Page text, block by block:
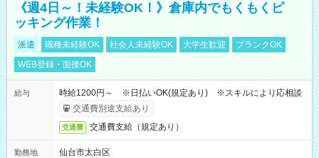
《週4日～！未経験OK！》倉庫内でもくもくピ
ッキング作業！
派遣 職種未経験OK 社会人未経験OK 大学生歓迎
ブランクOK
WEB登録・面接OK
給与
時給1200円～ ※日払いOK(規定あり) ※スキルにより応相談
交通費別途支給あり
交通費 交通費支給（規定あり）
勤務地
仙台市太白区